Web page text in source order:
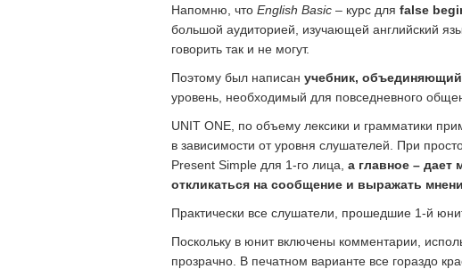
Напомню, что English Basic – курс для false
большой аудиторией, изучающей английский
говорить так и не могут.
Поэтому был написан учебник,
уровень, необходимый для повседневного
UNIT ONE, по объему лексики и грамматики
в зависимости от уровня слушателей. При
Present Simple для 1-го лица, а главное – дает
откликаться на сообщение и выражать
Практически все слушатели, прошедшие 1-й
Поскольку в юнит включены комментарии,
прозрачно. В печатном варианте все гораздо